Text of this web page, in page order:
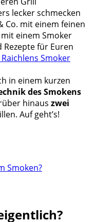
lecker schmecken
Co. mit einem feinen
einem Smoker
für Euren
Smoker
in einem kurzen
des Smokens
hinaus zwei
Auf geht’s!
Smoken?